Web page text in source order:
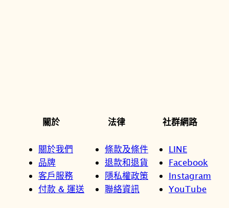
關於
關於我們
品牌
客戶服務
付款 & 運送
法律
條款及條件
退款和退貨
隱私權政策
聯絡資訊
社群網路
LINE
Facebook
Instagram
YouTube